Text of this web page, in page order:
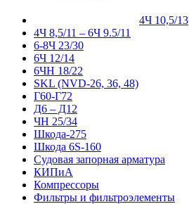
4Ч 10,5/13
4Ч 8,5/11 – 6Ч 9.5/11
6-8Ч 23/30
6Ч 12/14
6ЧН 18/22
SKL (NVD-26, 36, 48)
Г60-Г72
Д6 – Д12
ЧН 25/34
Шкода-275
Шкода 6S-160
Судовая запорная арматура
КИПиА
Компрессоры
Фильтры и фильтроэлементы